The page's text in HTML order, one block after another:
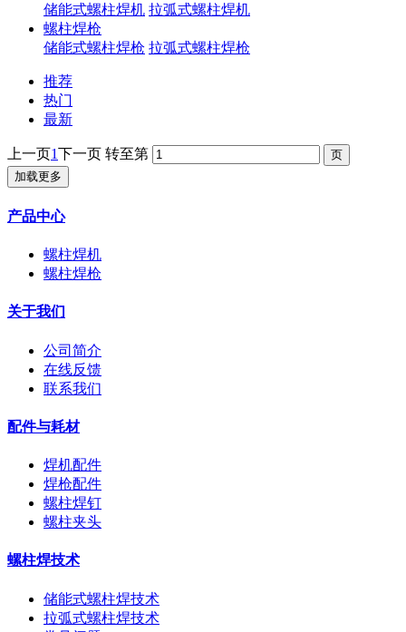
储能式螺柱焊机 拉弧式螺柱焊机
螺柱焊枪
储能式螺柱焊枪 拉弧式螺柱焊枪
推荐
热门
最新
上一页1下一页 转至第
加载更多
产品中心
螺柱焊机
螺柱焊枪
关于我们
公司简介
在线反馈
联系我们
配件与耗材
焊机配件
焊枪配件
螺柱焊钉
螺柱夹头
螺柱焊技术
储能式螺柱焊技术
拉弧式螺柱焊技术